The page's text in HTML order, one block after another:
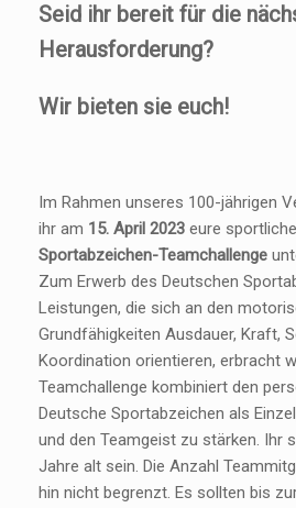
Seid ihr bereit für die
Herausforderung?
Wir bieten sie euch!
Im Rahmen unseres 100-jährigen
ihr am 15. April 2023 eure
Sportabzeichen-Teamchallenge
Zum Erwerb des Deutschen
Leistungen, die sich an den
Grundfähigkeiten Ausdauer, Kraft,
Koordination orientieren, erbracht
Teamchallenge kombiniert den
Deutsche Sportabzeichen als
und den Teamgeist zu stärken. Ihr
Jahre alt sein. Die Anzahl
hin nicht begrenzt. Es sollten bis